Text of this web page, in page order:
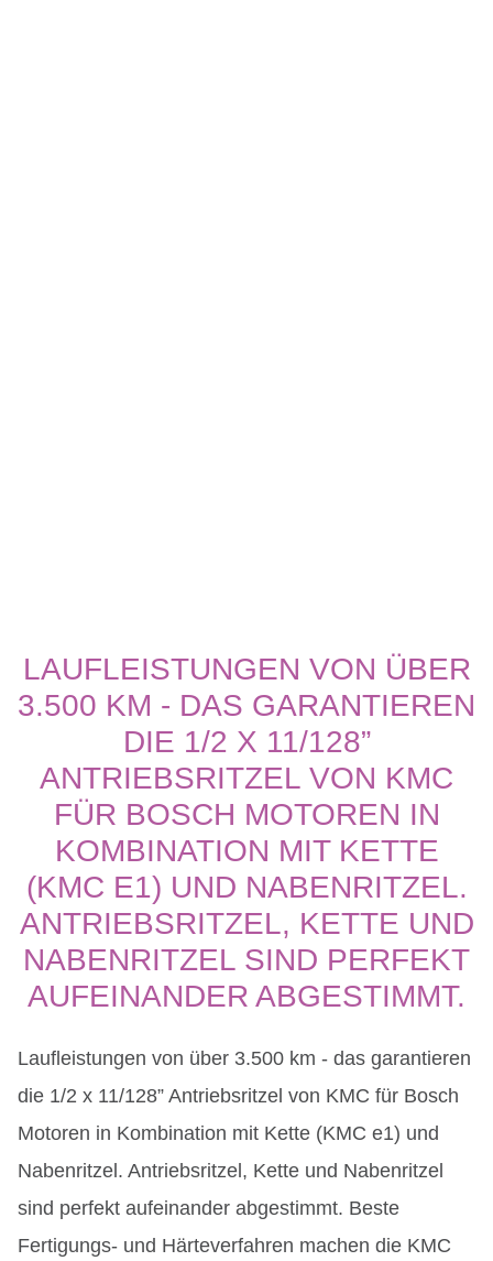
LAUFLEISTUNGEN VON ÜBER
3.500 KM - DAS GARANTIEREN
DIE 1/2 X 11/128”
ANTRIEBSRITZEL VON KMC
FÜR BOSCH MOTOREN IN
KOMBINATION MIT KETTE
(KMC E1) UND NABENRITZEL.
ANTRIEBSRITZEL, KETTE UND
NABENRITZEL SIND PERFEKT
AUFEINANDER ABGESTIMMT.
Laufleistungen von über 3.500 km - das garantieren
die 1/2 x 11/128” Antriebsritzel von KMC für Bosch
Motoren in Kombination mit Kette (KMC e1) und
Nabenritzel. Antriebsritzel, Kette und Nabenritzel
sind perfekt aufeinander abgestimmt. Beste
Fertigungs- und Härteverfahren machen die KMC